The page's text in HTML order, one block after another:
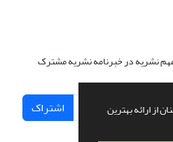
از ارائه بهترین
مهم نشریه در خبرنامه نشریه مشترک
اشتراک